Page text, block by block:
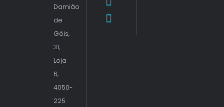
Damião
de
Góis,
31,
Loja
6,
4050-
225